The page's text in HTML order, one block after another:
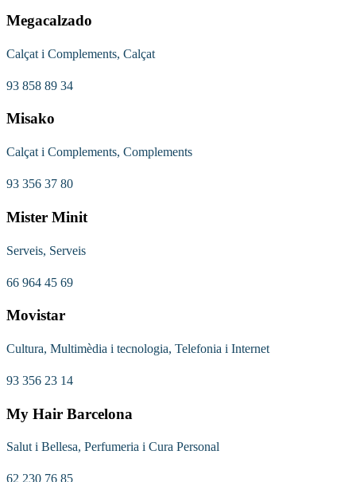
Megacalzado
Calçat i Complements, Calçat
93 858 89 34
Misako
Calçat i Complements, Complements
93 356 37 80
Mister Minit
Serveis, Serveis
66 964 45 69
Movistar
Cultura, Multimèdia i tecnologia, Telefonia i Internet
93 356 23 14
My Hair Barcelona
Salut i Bellesa, Perfumeria i Cura Personal
62 230 76 85